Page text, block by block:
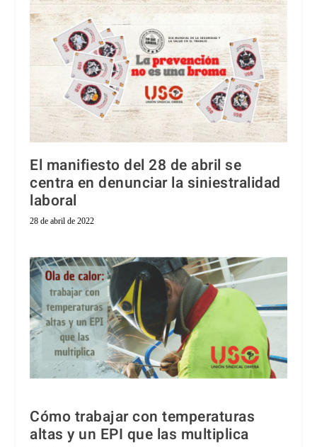
El manifiesto del 28 de abril se
centra en denunciar la siniestralidad
laboral
28 de abril de 2022
Cómo trabajar con temperaturas
altas y un EPI que las multiplica